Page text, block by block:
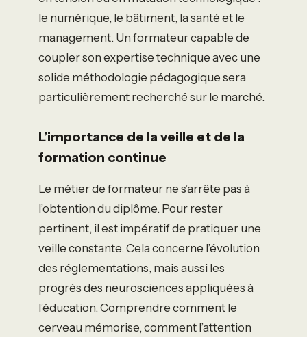
le numérique, le bâtiment, la santé et le
management. Un formateur capable de
coupler son expertise technique avec une
solide méthodologie pédagogique sera
particulièrement recherché sur le marché.
L’importance de la veille et de la
formation continue
Le métier de formateur ne s’arrête pas à
l’obtention du diplôme. Pour rester
pertinent, il est impératif de pratiquer une
veille constante. Cela concerne l’évolution
des réglementations, mais aussi les
progrès des neurosciences appliquées à
l’éducation. Comprendre comment le
cerveau mémorise, comment l’attention